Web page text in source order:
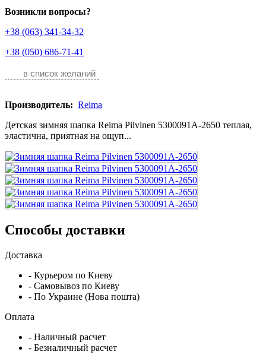
Возникли вопросы?
+38 (063) 341-34-32
+38 (050) 686-71-41
в список желаний
Производитель: Reima
Детская зимняя шапка Reima Pilvinen 5300091A-2650 теплая,
эластична, приятная на ощуп...
Способы доставки
Доставка
- Курьером по Киеву
- Самовывоз по Киеву
- По Украине (Нова пошта)
Оплата
- Наличный расчет
- Безналичный расчет